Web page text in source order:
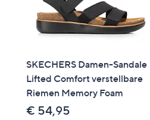
SKECHERS Damen-Sandale
Lifted Comfort verstellbare
Riemen Memory Foam
€ 54,95